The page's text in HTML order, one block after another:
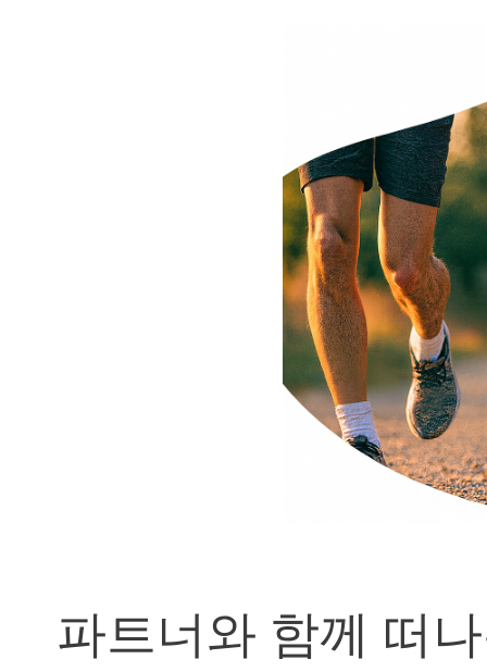
파트너와 함께 떠